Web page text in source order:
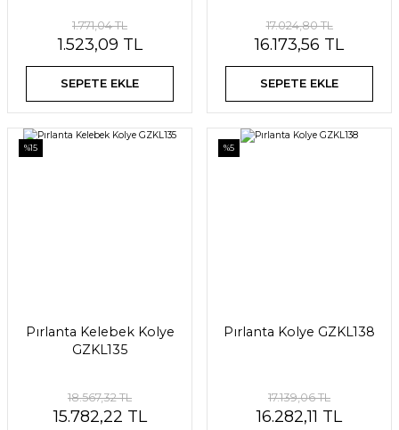
1.771,04 TL
1.523,09 TL
SEPETE EKLE
17.024,80 TL
16.173,56 TL
SEPETE EKLE
%15
Pırlanta Kelebek Kolye
GZKL135
18.567,32 TL
15.782,22 TL
%5
Pırlanta Kolye GZKL138
17.139,06 TL
16.282,11 TL